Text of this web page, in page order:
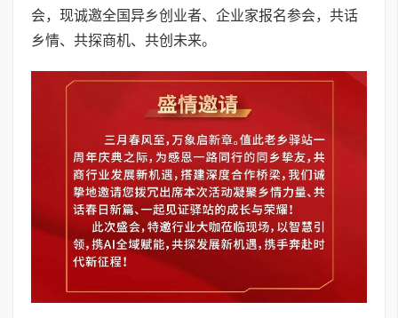
会，现诚邀全国异乡创业者、企业家报名参会，共话
乡情、共探商机、共创未来。